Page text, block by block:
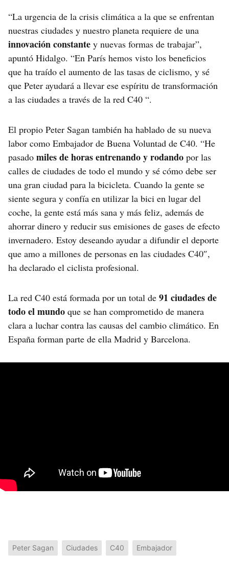
“La urgencia de la crisis climática a la que se enfrentan
nuestras ciudades y nuestro planeta requiere de una
innovación constante y nuevas formas de trabajar”,
apuntó Hidalgo. “En París hemos visto los beneficios
que ha traído el aumento de las tasas de ciclismo, y sé
que Peter ayudará a llevar ese espíritu de transformación
a las ciudades a través de la red C40 “.
El propio Peter Sagan también ha hablado de su nueva
labor como Embajador de Buena Voluntad de C40. “He
pasado miles de horas entrenando y rodando por las
calles de ciudades de todo el mundo y sé cómo debe ser
una gran ciudad para la bicicleta. Cuando la gente se
siente segura y confía en utilizar la bici en lugar del
coche, la gente está más sana y más feliz, además de
ahorrar dinero y reducir sus emisiones de gases de efecto
invernadero. Estoy deseando ayudar a difundir el deporte
que amo a millones de personas en las ciudades C40″,
ha declarado el ciclista profesional.
La red C40 está formada por un total de 91 ciudades de
todo el mundo que se han comprometido de manera
clara a luchar contra las causas del cambio climático. En
España forman parte de ella Madrid y Barcelona.
Peter Sagan Ciudades C40 Embajador